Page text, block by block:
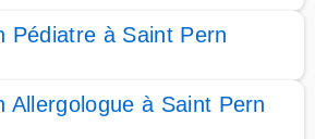
Pédiatre à Saint Pern
Allergologue à Saint Pern